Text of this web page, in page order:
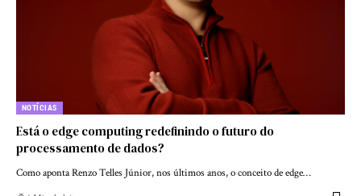
NOTÍCIAS
Está o edge computing redefinindo o futuro do
processamento de dados?
Como aponta Renzo Telles Júnior, nos últimos anos, o conceito de edge…